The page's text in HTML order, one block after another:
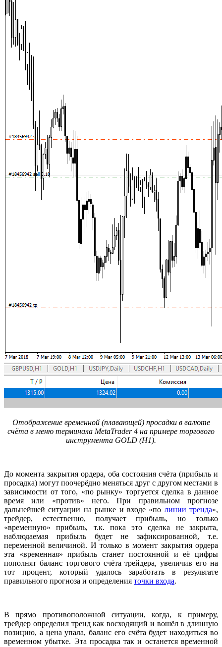
Отображение временной (плавающей) просадки в валюте
счёта в меню терминала MetaTrader4 на примере торгового
инструмента GOLD (H1).
До момента закрытия ордера, оба состояния счёта (прибыль и
просадка) могут поочерёдно меняться друг с другом местами в
зависимости от того, «по рынку» торгуется сделка в данное
время или «против» него. При правильном прогнозе
дальнейшей ситуации на рынке и входе «по линии тренда»,
трейдер, естественно, получает прибыль, но только
«временную» прибыль, т.к. пока это сделка не закрыта,
наблюдаемая прибыль будет не зафиксированной, т.е.
переменной величиной. И только в момент закрытия ордера
эта «временная» прибыль станет постоянной и её цифры
пополнят баланс торгового счёта трейдера, увеличив его на
тот процент, который удалось заработать в результате
правильного прогноза и определения точки входа.
В прямо противоположной ситуации, когда, к примеру,
трейдер определил тренд как восходящий и вошёл в длинную
позицию, а цена упала, баланс его счёта будет находиться во
временном убытке. Эта просадка так и останется временной